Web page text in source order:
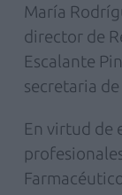
María
director de
Escalante
secretaria
En virtud de